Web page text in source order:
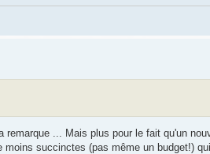
... Mais plus pour le fait qu'un
moins succinctes (pas même un budget!)